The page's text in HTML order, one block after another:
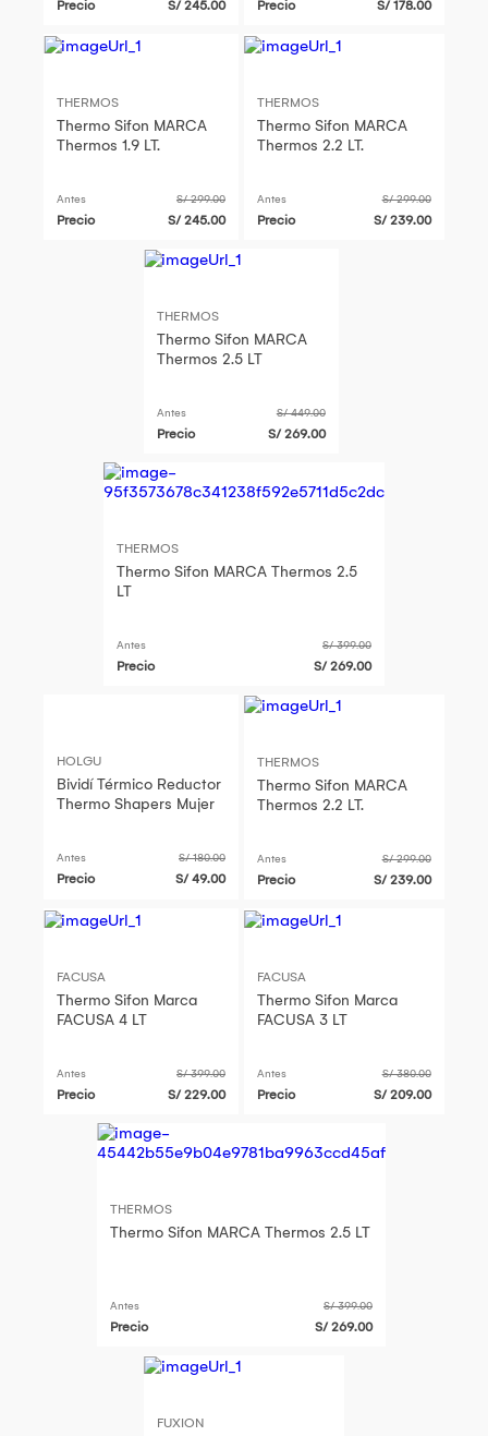
Precio S/ 245.00 Precio S/ 178.00
THERMOS
Thermo Sifon MARCA
Thermos 1.9 LT.
Antes S/ 299.00
Precio S/ 245.00
THERMOS
Thermo Sifon MARCA
Thermos 2.2 LT.
Antes S/ 299.00
Precio S/ 239.00
THERMOS
Thermo Sifon MARCA
Thermos 2.5 LT
Antes S/ 449.00
Precio S/ 269.00
THERMOS
Thermo Sifon MARCA Thermos 2.5
LT
Antes S/ 399.00
Precio S/ 269.00
HOLGU
Bividí Térmico Reductor
Thermo Shapers Mujer
Antes S/ 180.00
Precio S/ 49.00
THERMOS
Thermo Sifon MARCA
Thermos 2.2 LT.
Antes S/ 299.00
Precio S/ 239.00
FACUSA
Thermo Sifon Marca
FACUSA 4 LT
Antes S/ 399.00
Precio S/ 229.00
FACUSA
Thermo Sifon Marca
FACUSA 3 LT
Antes S/ 380.00
Precio S/ 209.00
THERMOS
Thermo Sifon MARCA Thermos 2.5 LT
Antes S/ 399.00
Precio S/ 269.00
FUXION